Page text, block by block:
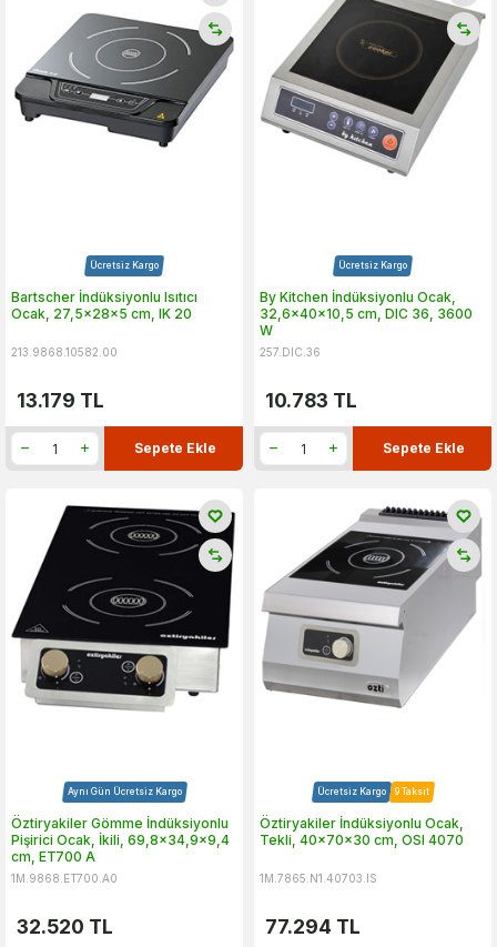
Ücretsiz Kargo
Bartscher İndüksiyonlu Isıtıcı
Ocak, 27,5x28x5 cm, IK 20
213.9868.10582.00
13.179 TL
Sepete Ekle
Ücretsiz Kargo
By Kitchen İndüksiyonlu Ocak,
32,6x40x10,5 cm, DIC 36, 3600
W
257.DIC.36
10.783 TL
Sepete Ekle
Aynı Gün Ücretsiz Kargo
Öztiryakiler Gömme İndüksiyonlu
Pişirici Ocak, İkili, 69,8x34,9x9,4
cm, ET700 A
1M.9868.ET700.A0
32.520 TL
Ücretsiz Kargo 9 Taksit
Öztiryakiler İndüksiyonlu Ocak,
Tekli, 40x70x30 cm, OSI 4070
1M.7865.N1.40703.IS
77.294 TL